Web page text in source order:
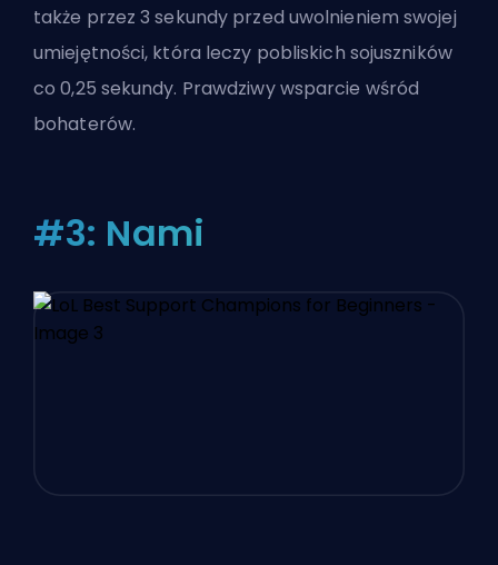
także przez 3 sekundy przed uwolnieniem swojej
umiejętności, która leczy pobliskich sojuszników
co 0,25 sekundy. Prawdziwy wsparcie wśród
bohaterów.
#3: Nami